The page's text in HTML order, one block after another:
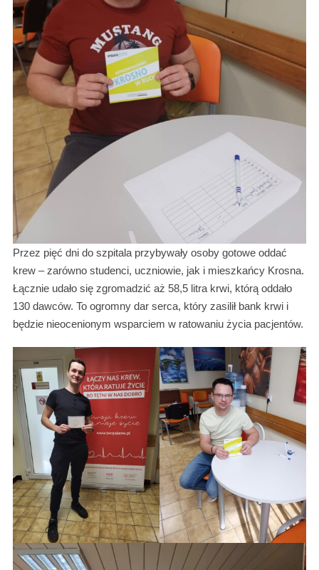
Przez pięć dni do szpitala przybywały osoby gotowe oddać
krew – zarówno studenci, uczniowie, jak i mieszkańcy Krosna.
Łącznie udało się zgromadzić aż 58,5 litra krwi, którą oddało
130 dawców. To ogromny dar serca, który zasilił bank krwi i
będzie nieocenionym wsparciem w ratowaniu życia pacjentów.